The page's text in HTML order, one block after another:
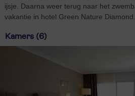
ijsje. Daarna weer terug naar het
vakantie in hotel Green Nature Diamond.
Kamers (6)